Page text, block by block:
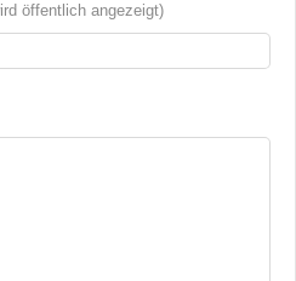
öffentlich angezeigt)